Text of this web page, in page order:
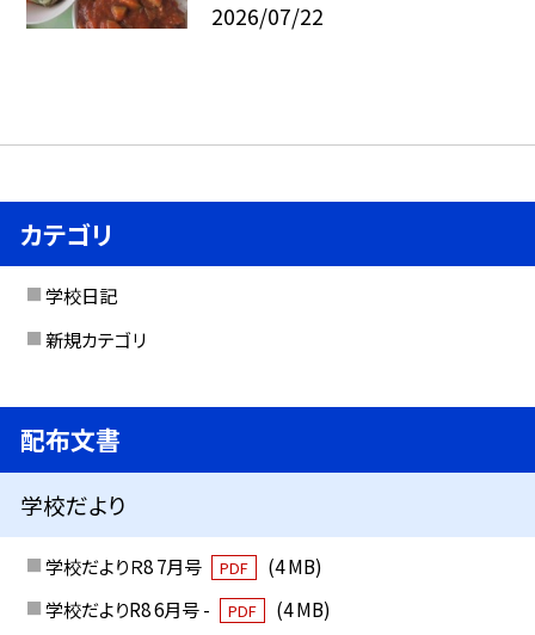
2026/07/22
カテゴリ
学校日記
新規カテゴリ
配布文書
学校だより
学校だよりＲ8 7月号 PDF
(4 MB)
学校だよりR8 6月号 -
PDF
(4 MB)